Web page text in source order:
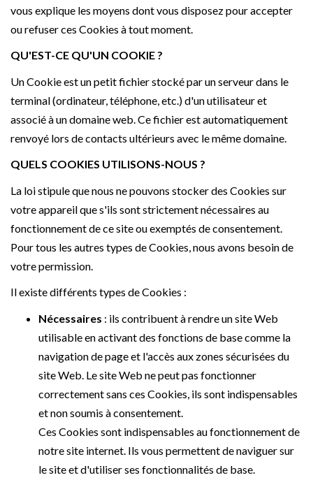
vous explique les moyens dont vous disposez pour accepter
ou refuser ces Cookies à tout moment.
QU'EST-CE QU'UN COOKIE ?
Un Cookie est un petit fichier stocké par un serveur dans le
terminal (ordinateur, téléphone, etc.) d'un utilisateur et
associé à un domaine web. Ce fichier est automatiquement
renvoyé lors de contacts ultérieurs avec le même domaine.
QUELS COOKIES UTILISONS-NOUS ?
La loi stipule que nous ne pouvons stocker des Cookies sur
votre appareil que s'ils sont strictement nécessaires au
fonctionnement de ce site ou exemptés de consentement.
Pour tous les autres types de Cookies, nous avons besoin de
votre permission.
Il existe différents types de Cookies :
Nécessaires : ils contribuent à rendre un site Web
utilisable en activant des fonctions de base comme la
navigation de page et l'accès aux zones sécurisées du
site Web. Le site Web ne peut pas fonctionner
correctement sans ces Cookies, ils sont indispensables
et non soumis à consentement.
Ces Cookies sont indispensables au fonctionnement de
notre site internet. Ils vous permettent de naviguer sur
le site et d'utiliser ses fonctionnalités de base.